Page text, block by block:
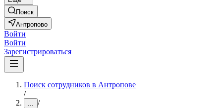
Поиск
Антропово
Войти
Войти
Зарегистрироваться
Поиск сотрудников в Антропове
/
... /